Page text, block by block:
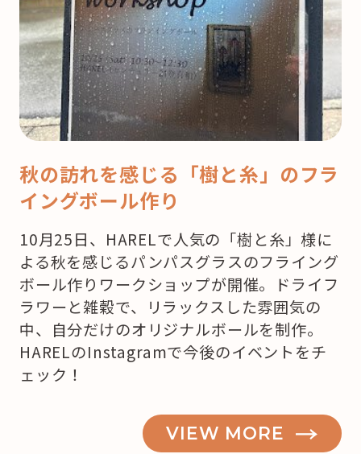
秋の訪れを感じる「樹と糸」のフラ
イングボール作り
10月25日、HARELで人気の「樹と糸」様に
よる秋を感じるパンパスグラスのフライング
ボール作りワークショップが開催。ドライフ
ラワーと雑穀で、リラックスした雰囲気の
中、自分だけのオリジナルボールを制作。
HARELのInstagramで今後のイベントをチ
ェック！
VIEW MORE